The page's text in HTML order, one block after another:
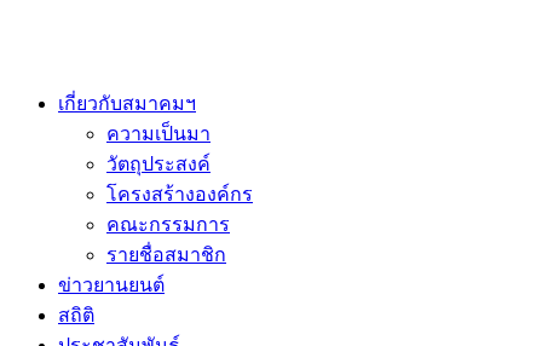
เกี่ยวกับสมาคมฯ
ความเป็นมา
วัตถุประสงค์
โครงสร้างองค์กร
คณะกรรมการ
รายชื่อสมาชิก
ข่าวยานยนต์
สถิติ